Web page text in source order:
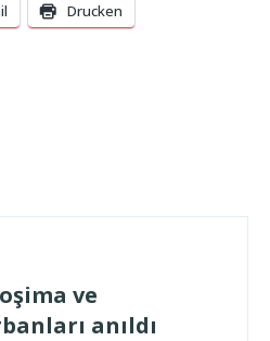
Drucken
ve
anıldı